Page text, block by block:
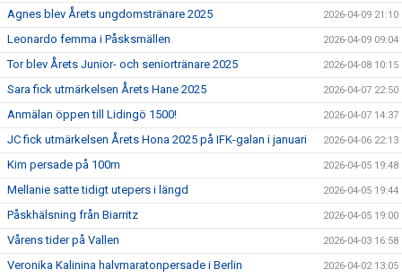
Agnes blev Årets ungdomstränare 2025 2026-04-09 21:10
Leonardo femma i Påsksmällen 2026-04-09 09:04
Tor blev Årets Junior- och seniortränare 2025 2026-04-08 10:15
Sara fick utmärkelsen Årets Hane 2025 2026-04-07 22:50
Anmälan öppen till Lidingö 1500! 2026-04-07 14:37
JC fick utmärkelsen Årets Hona 2025 på IFK-galan i januari 2026-04-06 22:13
Kim persade på 100m 2026-04-05 19:48
Mellanie satte tidigt utepers i längd 2026-04-05 19:44
Påskhälsning från Biarritz 2026-04-05 19:00
Vårens tider på Vallen 2026-04-03 16:58
Veronika Kalinina halvmaratonpersade i Berlin 2026-04-02 13:05